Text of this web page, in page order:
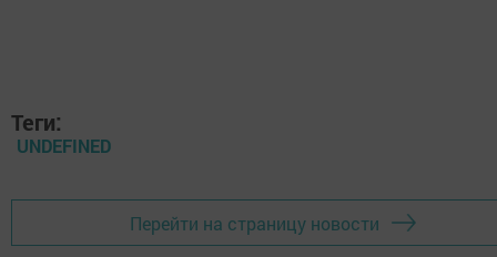
Теги:
UNDEFINED
Перейти на страницу новости